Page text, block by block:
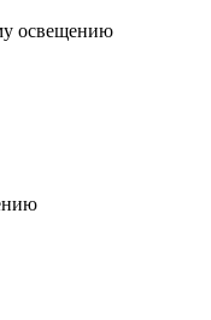
освещению